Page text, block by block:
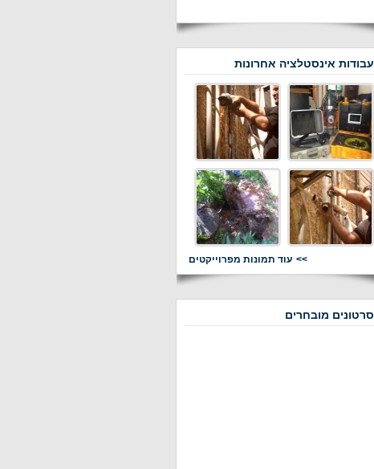
עבודות אינסטלציה אחרונות
עוד תמונות מפרוייקטים
סרטונים מובחרים